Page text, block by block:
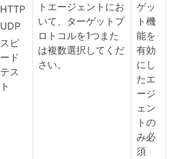
HTTP
UDP
スピ
ード
テス
ト
トエージェントにお
いて、ターゲットプ
ロトコルを1つまた
は複数選択してくだ
さい。
ゲッ
ト機
能を
有効
にし
たエ
ージ
ェン
トの
み必
須